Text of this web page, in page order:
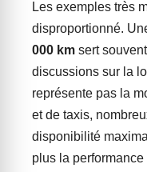
Les exemples très
disproportionné.
000 km sert
discussions sur la
représente pas la
et de taxis,
disponibilité
plus la